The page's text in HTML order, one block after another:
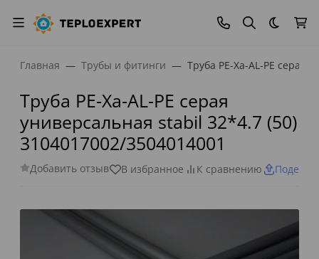
Темная
Главная Трубы и фитинги Труба PE-Xa-AL-PE серая
Труба PE-Xa-AL-PE серая
универсальная stabil 32*4.7 (50)
3104017002/3504014001
Добавить отзыв В избранное К сравнению